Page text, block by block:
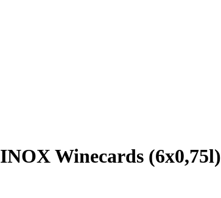
Winecards (6x0,75l)